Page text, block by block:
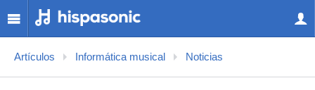
Artículos Informática musical Noticias